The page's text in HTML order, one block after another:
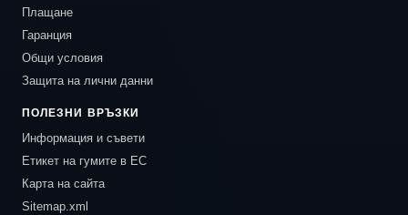
Плащане
Гаранция
Общи условия
Защита на лични данни
ПОЛЕЗНИ ВРЪЗКИ
Информация и съвети
Етикет на гумите в ЕС
Карта на сайта
Sitemap.xml